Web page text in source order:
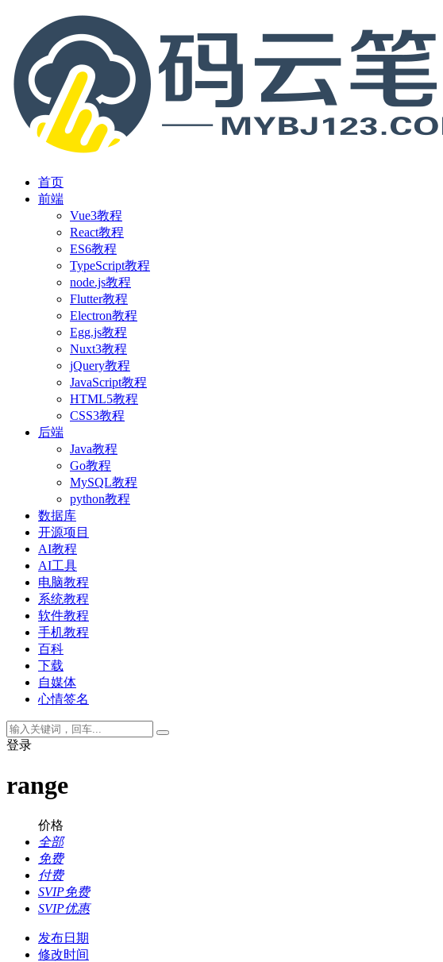
首页
前端
Vue3教程
React教程
ES6教程
TypeScript教程
node.js教程
Flutter教程
Electron教程
Egg.js教程
Nuxt3教程
jQuery教程
JavaScript教程
HTML5教程
CSS3教程
后端
Java教程
Go教程
MySQL教程
python教程
数据库
开源项目
AI教程
AI工具
电脑教程
系统教程
软件教程
手机教程
百科
下载
自媒体
心情签名
登录
range
价格
全部
免费
付费
SVIP免费
SVIP优惠
发布日期
修改时间